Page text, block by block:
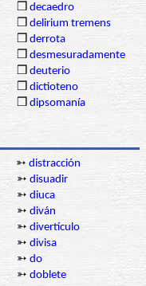
❒ decaedro
❒ delirium tremens
❒ derrota
❒ desmesuradamente
❒ deuterio
❒ dictioteno
❒ dipsomanía
➳ distracción
➳ disuadir
➳ diuca
➳ diván
➳ divertículo
➳ divisa
➳ do
➳ doblete